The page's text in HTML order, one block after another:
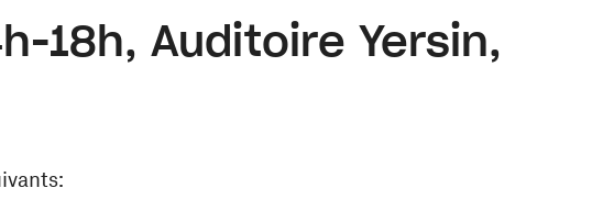
18h, Auditoire Yersin,